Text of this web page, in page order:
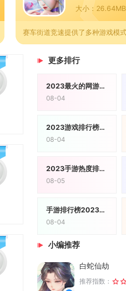
大小：26.64MB
更多排行
2023最火的网游排行榜前十名
08-04
2023游戏排行榜前十名
08-04
2023手游热度排行榜前十名
08-05
手游排行榜2023前二十名游戏
08-04
小编推荐
白蛇仙劫
推荐指数：